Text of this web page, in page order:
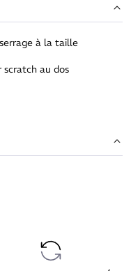
à la taille
scratch au dos